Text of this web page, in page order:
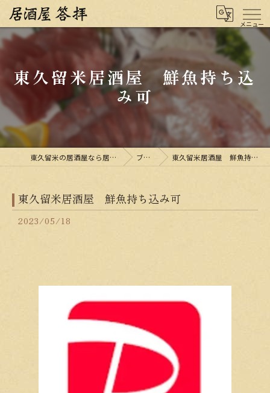
東久留米居酒屋 鮮魚持ち込
み可
東久留米の居酒屋なら居酒屋 答拝 ブログ 東久留米居酒屋 鮮魚持ち込み可
東久留米居酒屋 鮮魚持ち込み可
2023/05/18